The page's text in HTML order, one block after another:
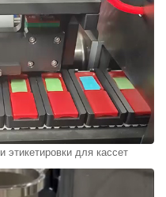
этикетировки для кассет